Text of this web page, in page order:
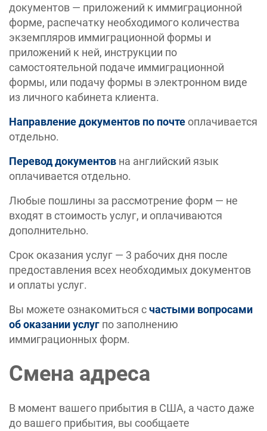
документов — приложений к иммиграционной
форме, распечатку необходимого количества
экземпляров иммиграционной формы и
приложений к ней, инструкции по
самостоятельной подаче иммиграционной
формы, или подачу формы в электронном виде
из личного кабинета клиента.
Направление документов по почтеоплачивается
отдельно.
Перевод документов на английский язык
оплачивается отдельно.
Любые пошлины за рассмотрение форм — не
входят в стоимость услуг, и оплачиваются
дополнительно.
Срок оказания услуг — 3 рабочих дня после
предоставления всех необходимых документов
и оплаты услуг.
Вы можете ознакомиться счастыми вопросами
об оказании услуг по заполнению
иммиграционных форм.
Смена адреса
В момент вашего прибытия в США, а часто даже
до вашего прибытия, вы сообщаете